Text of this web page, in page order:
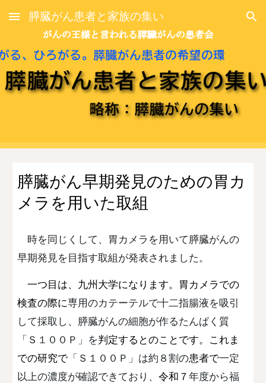
Skip to main content Skip to navigation
膵臓がん患者と家族の集い
膵臓がん早期発見のための胃カ
メラを用いた取組
時を同じくして、胃カメラを用いて膵臓がんの
早期発見を目指す取組が発表されました。
一つ目は、九州大学になります。胃カメラでの
検査の際に専用のカテーテルで十二指腸液を吸引
して採取し、膵臓がんの細胞が作るたんぱく質
「Ｓ１００Ｐ」を判定するとのことです。これま
での研究で「Ｓ１００Ｐ」は約８割の患者で一定
以上の濃度が確認できており、令和７年度から福